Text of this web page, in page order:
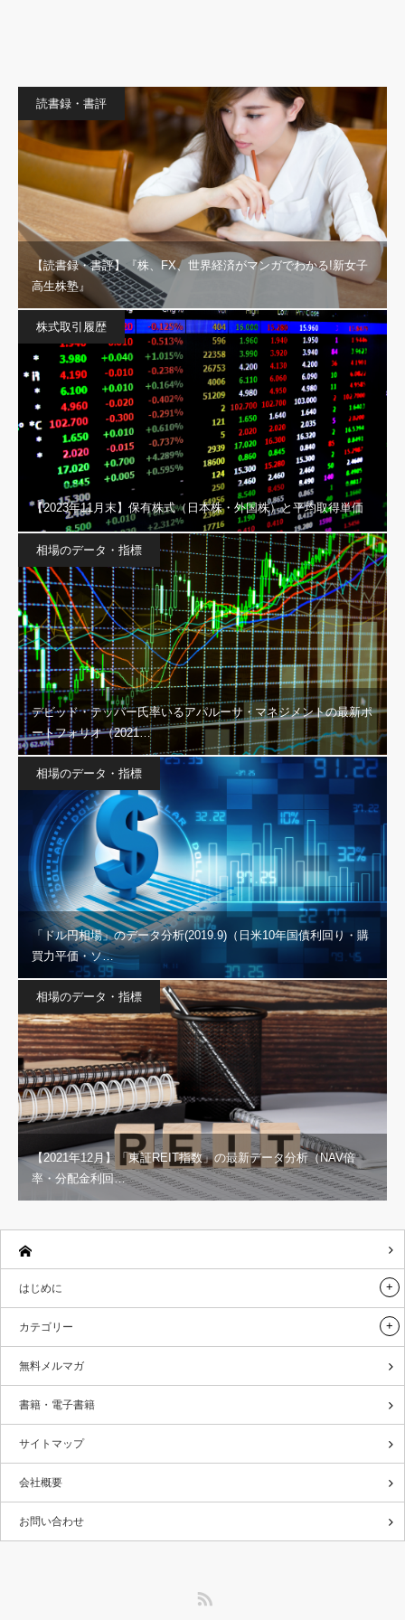
読書録・書評
【読書録・書評】『株、FX、世界経済がマンガでわかる!新女子
高生株塾』
株式取引履歴
【2023年11月末】保有株式（日本株・外国株）と平均取得単価
相場のデータ・指標
デビッド・テッパー氏率いるアパルーサ・マネジメントの最新ポ
ートフォリオ（2021…
相場のデータ・指標
「ドル円相場」のデータ分析(2019.9)（日米10年国債利回り・購
買力平価・ソ…
相場のデータ・指標
【2021年12月】「東証REIT指数」の最新データ分析（NAV倍
率・分配金利回…
はじめに
カテゴリー
無料メルマガ
書籍・電子書籍
サイトマップ
会社概要
お問い合わせ